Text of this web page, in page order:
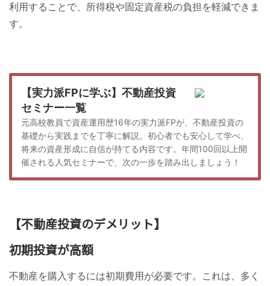
利用することで、所得税や固定資産税の負担を軽減できま
す。
【実力派FPに学ぶ】不動産投資
セミナー一覧
元高校教員で資産運用歴16年の実力派FPが、不動産投資の
基礎から実践までを丁寧に解説。初心者でも安心して学べ、
将来の資産形成に自信が持てる内容です。年間100回以上開
催される人気セミナーで、次の一歩を踏み出しましょう！
【不動産投資のデメリット】
初期投資が高額
不動産を購入するには初期費用が必要です。これは、多く